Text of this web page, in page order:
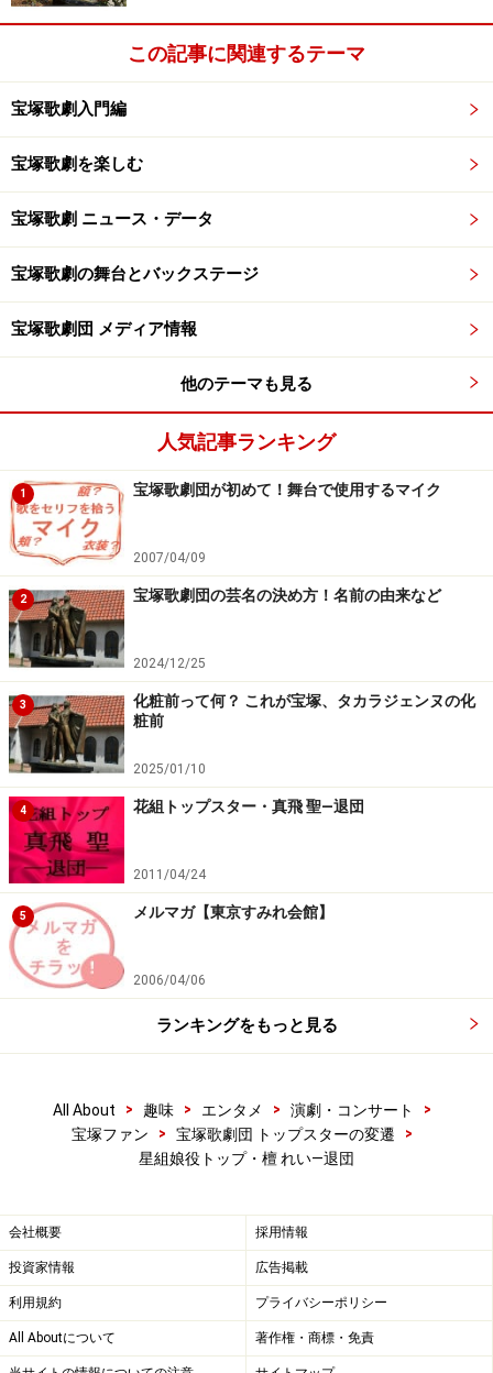
この記事に関連するテーマ
宝塚歌劇入門編
宝塚歌劇を楽しむ
宝塚歌劇 ニュース・データ
宝塚歌劇の舞台とバックステージ
宝塚歌劇団 メディア情報
他のテーマも見る
人気記事ランキング
1 宝塚歌劇団が初めて！舞台で使用するマイク
2007/04/09
2 宝塚歌劇団の芸名の決め方！名前の由来など
2024/12/25
3
化粧前って何？ これが宝塚、タカラジェンヌの化
粧前
2025/01/10
4 花組トップスター・真飛 聖―退団
2011/04/24
5 メルマガ【東京すみれ会館】
2006/04/06
ランキングをもっと見る
All About > 趣味 > エンタメ > 演劇・コンサート
>
宝塚ファン
> 宝塚歌劇団 トップスターの変遷
>
星組娘役トップ・檀 れい―退団
会社概要 採用情報
投資家情報 広告掲載
利用規約 プライバシーポリシー
All Aboutについて 著作権・商標・免責